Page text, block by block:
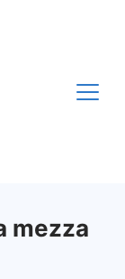
mezza